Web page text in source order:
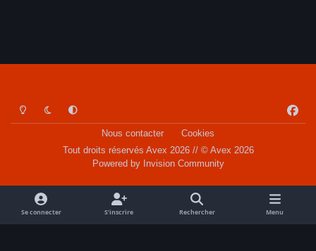
Light ModeDark ModeSystem Preference
a
o
k
Nous contacter
Cookies
Tout droits réservés Avex 2026 // © Avex 2026
Powered by Invision Community
Se connecter S’inscrire Rechercher Menu